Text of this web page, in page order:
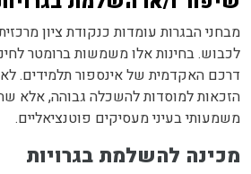
מבחני הבגרות עומדות כנקודת ציון
לכבוש. בחינות אלו משמשות ברומטר
דרכם האקדמית של אינספור תלמידים.
הזכאות למוסדות להשכלה גבוהה, אלא
משמעותי בעיני מעסיקים פוטנציאליים.
מכינה להשלמת בגרויות